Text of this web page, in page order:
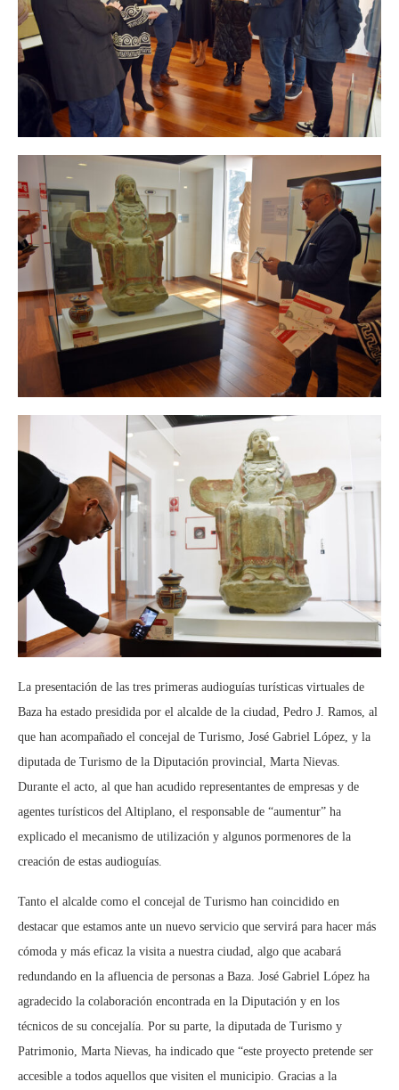
La presentación de las tres primeras audioguías turísticas virtuales de
Baza ha estado presidida por el alcalde de la ciudad, Pedro J. Ramos, al
que han acompañado el concejal de Turismo, José Gabriel López, y la
diputada de Turismo de la Diputación provincial, Marta Nievas.
Durante el acto, al que han acudido representantes de empresas y de
agentes turísticos del Altiplano, el responsable de “aumentur” ha
explicado el mecanismo de utilización y algunos pormenores de la
creación de estas audioguías.
Tanto el alcalde como el concejal de Turismo han coincidido en
destacar que estamos ante un nuevo servicio que servirá para hacer más
cómoda y más eficaz la visita a nuestra ciudad, algo que acabará
redundando en la afluencia de personas a Baza. José Gabriel López ha
agradecido la colaboración encontrada en la Diputación y en los
técnicos de su concejalía. Por su parte, la diputada de Turismo y
Patrimonio, Marta Nievas, ha indicado que “este proyecto pretende ser
accesible a todos aquellos que visiten el municipio. Gracias a la